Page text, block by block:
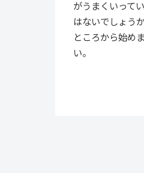
がうまくいって
はないでしょう
ところから始め
い。